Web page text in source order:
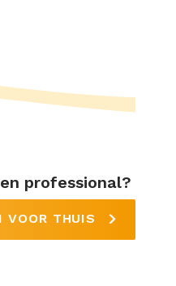
professional?
VOOR THUIS